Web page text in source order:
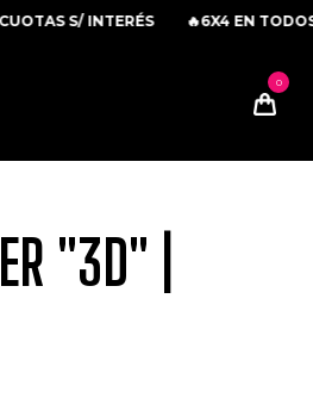
S/ INTERÉS 🔥6X4 EN TODOS LOS
"3D" |